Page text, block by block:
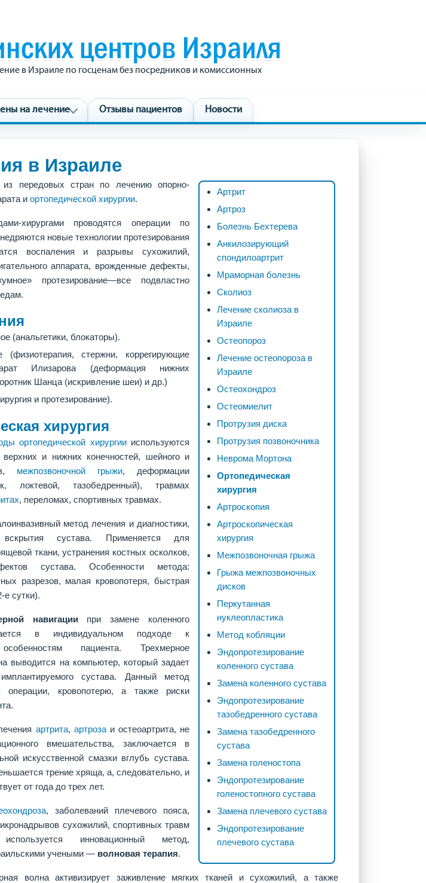
в Израиле по госценам без посредников и комиссионных
на лечение Отзывы пациентов Новости
в Израиле
Артрит
Артроз
Болезнь Бехтерева
Анкилозирующий
спондилоартрит
Мраморная болезнь
Сколиоз
Лечение сколиоза в
Израиле
Остеопороз
Лечение остеопороза в
Израиле
Остеохондроз
Остеомиелит
Протрузия диска
Протрузия позвоночника
Неврома Мортона
Ортопедическая
хирургия
Артроскопия
Артроскопическая
хирургия
Межпозвоночная грыжа
Грыжа межпозвоночных
дисков
Перкутанная
нуклеопластика
Метод кобляции
Эндопротезирование
коленного сустава
Замена коленного сустава
Эндопротезирование
тазобедренного сустава
Замена тазобедренного
сустава
Замена голеностопа
Эндопротезирование
голеностопного сустава
Замена плечевого сустава
Эндопротезирование
плечевого сустава
передовых стран по лечению опорно-
и ортопедической хирургии.
хирургами проводятся операции по
новые технологии протезирования
воспаления и разрывы сухожилий,
аппарата, врожденные дефекты,
протезирование—все подвластно
(анальгетики, блокаторы).
(физиотерапия, стержни, коррегирующие
Илизарова (деформация нижних
Шанца (искривление шеи) и др.)
и протезирование).
хирургия
ортопедической хирургиииспользуются
верхних и нижних конечностей, шейного и
межпозвоночной грыжи, деформации
локтевой, тазобедренный), травмах
, переломах, спортивных травмах.
метод лечения и диагностики,
сустава. Применяется для
ткани, устранения костных осколков,
сустава. Особенности метода:
разрезов, малая кровопотеря, быстрая
е сутки).
навигациипри замене коленного
в индивидуальном подходе к
пациента. Трехмерное
выводится на компьютер, который задает
сустава. Данный метод
операции, кровопотерю, а также риски
артрита, артрозаи остеоартрита, не
вмешательства, заключается в
искусственной смазки вглубь сустава.
трение хряща, а, следовательно, и
от года до трех лет.
, заболеваний плечевого пояса,
сухожилий, спортивных травм
инновационный метод,
учеными — волновая терапия.
волна активизирует заживление мягких тканей и сухожилий, а также